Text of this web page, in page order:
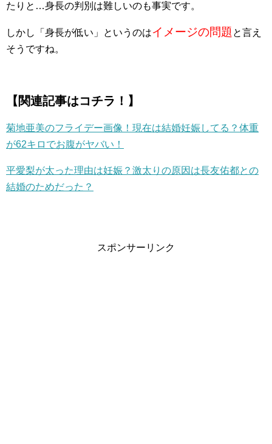
たりと…身長の判別は難しいのも事実です。
しかし「身長が低い」というのはイメージの問題 と言え
そうですね。
【関連記事はコチラ！】
菊地亜美のフライデー画像！現在は結婚妊娠してる？体重
が62キロでお腹がヤバい！
平愛梨が太った理由は妊娠？激太りの原因は長友佑都との
結婚のためだった？
スポンサーリンク